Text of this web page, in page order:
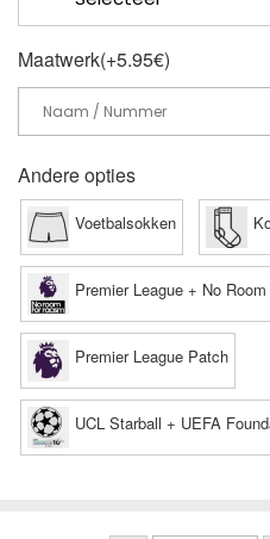
Maatwerk(+5.95€)
Andere opties
Voetbalsokken
Premier League + No
Premier League Patch
UCL Starball + UEFA